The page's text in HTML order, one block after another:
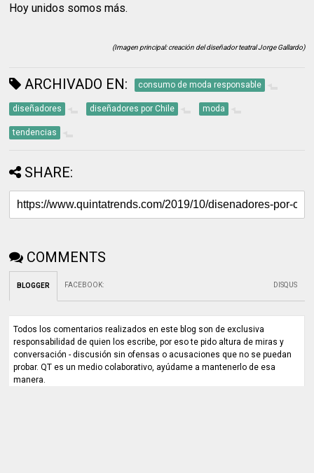
Hoy unidos somos más.
(Imagen principal: creación del diseñador teatral Jorge Gallardo)
ARCHIVADO EN: consumo de moda responsable
diseñadores diseñadores por Chile moda
tendencias
SHARE:
COMMENTS
BLOGGER FACEBOOK: DISQUS
Todos los comentarios realizados en este blog son de exclusiva
responsabilidad de quien los escribe, por eso te pido altura de miras y
conversación - discusión sin ofensas o acusaciones que no se puedan
probar. QT es un medio colaborativo, ayúdame a mantenerlo de esa
manera.